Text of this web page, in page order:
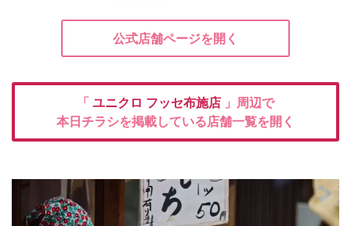
公式店舗ページを開く
「 ユニクロ フッセ布施店 」周辺で
本日チラシを掲載している店舗一覧を開く